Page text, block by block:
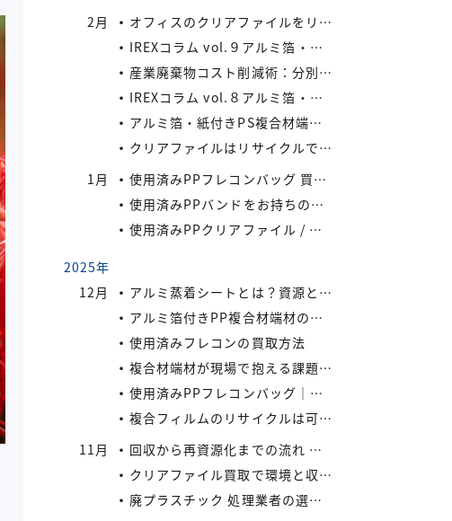
2月
オフィスのクリアファイルをリサイクルしよう：コストと環境負荷を同時に減らす方法
IREXコラム vol.９アルミ箔・紙付きPS/PP複合材端材の回収スキームと全国対応体制
産業廃棄物コスト削減術：分別・リサイクル・資源化の徹底活用
IREXコラム vol.８アルミ箔・紙付きPS/PP複合材端材をより高く評価するために現場でできること
アルミ箔・紙付きPS複合材端材の評価ポイントIREXコラム vol.7
クリアファイルはリサイクルできる？
1月
使用済みPPフレコンバッグ 買取の流れと注意点
使用済みPPバンドをお持ちの業者様へ｜リサイクル・買取対応中
使用済みPPクリアファイル / 印刷等のある使用済みPPクリアファイルの再資源化とリサイクル方法
2025年
12月
アルミ蒸着シートとは？資源として有効活用しよう
アルミ箔付きPP複合材端材の保管・回収における実務上のポイントIREXコラム vol.6
使用済みフレコンの買取方法
複合材端材が現場で抱える課題IREXコラム vol.5
使用済みPPフレコンバッグ｜再利用でコスト削減と環境負荷軽減を実現
複合フィルムのリサイクルは可能か？
11月
回収から再資源化までの流れ ― アイレックスの一貫処理体制 IREXコラム vol.4
クリアファイル買取で環境と収益を同時にサポート！
廃プラスチック 処理業者の選び方